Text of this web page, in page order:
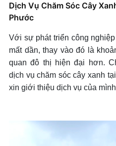
Dịch Vụ Chăm Sóc Cây
Phước
Với sự phát triển công
mất dần, thay vào đó là
quan đô thị hiện đại hơn.
dịch vụ chăm sóc cây xanh
xin giới thiệu dịch vụ của